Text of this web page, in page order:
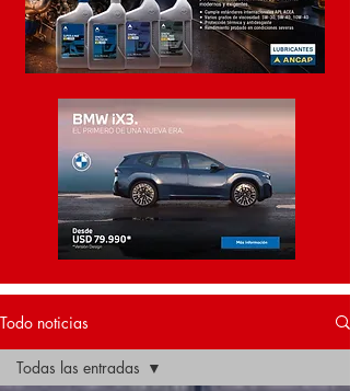
Todo noticias
Todas las entradas